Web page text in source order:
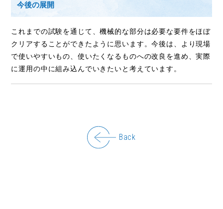
今後の展開
これまでの試験を通じて、機械的な部分は必要な要件をほぼ
クリアすることができたように思います。今後は、より現場
で使いやすいもの、使いたくなるものへの改良を進め、実際
に運用の中に組み込んでいきたいと考えています。
Back